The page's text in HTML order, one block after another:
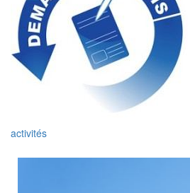
activités